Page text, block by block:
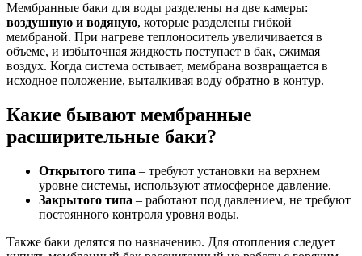
Мембранные баки для воды разделены на две камеры:
воздушную и водяную, которые разделены гибкой
мембраной. При нагреве теплоноситель увеличивается в
объеме, и избыточная жидкость поступает в бак, сжимая
воздух. Когда система остывает, мембрана возвращается в
исходное положение, выталкивая воду обратно в контур.
Какие бывают мембранные
расширительные баки?
Открытого типа – требуют установки на верхнем
уровне системы, используют атмосферное давление.
Закрытого типа – работают под давлением, не требуют
постоянного контроля уровня воды.
Также баки делятся по назначению. Для отопления следует